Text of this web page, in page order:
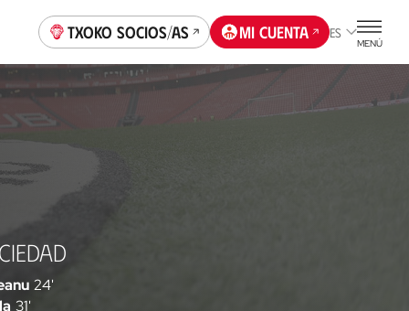
Txoko socios/as Mi cuenta ES
MENÚ
24'
31'